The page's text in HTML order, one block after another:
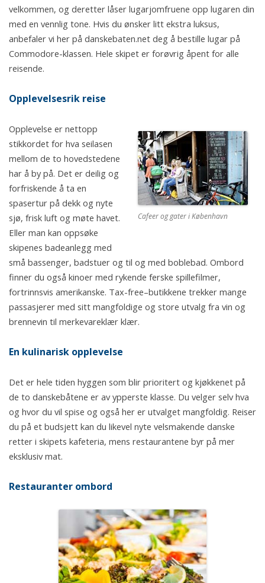
velkommen, og deretter låser lugarjomfruene opp lugaren din
med en vennlig tone. Hvis du ønsker litt ekstra luksus,
anbefaler vi her på danskebaten.net deg å bestille lugar på
Commodore-klassen. Hele skipet er forøvrig åpent for alle
reisende.
Opplevelsesrik reise
Cafeer og gater i København
Opplevelse er nettopp
stikkordet for hva seilasen
mellom de to hovedstedene
har å by på. Det er deilig og
forfriskende å ta en
spasertur på dekk og nyte
sjø, frisk luft og møte havet.
Eller man kan oppsøke
skipenes badeanlegg med
små bassenger, badstuer og til og med boblebad. Ombord
finner du også kinoer med rykende ferske spillefilmer,
fortrinnsvis amerikanske. Tax-free–butikkene trekker mange
passasjerer med sitt mangfoldige og store utvalg fra vin og
brennevin til merkevareklær klær.
En kulinarisk opplevelse
Det er hele tiden hyggen som blir prioritert og kjøkkenet på
de to danskebåtene er av ypperste klasse. Du velger selv hva
og hvor du vil spise og også her er utvalget mangfoldig. Reiser
du på et budsjett kan du likevel nyte velsmakende danske
retter i skipets kafeteria, mens restaurantene byr på mer
eksklusiv mat.
Restauranter ombord